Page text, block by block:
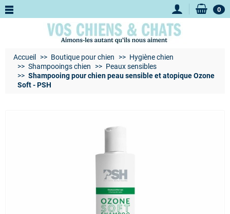
0
Accueil Boutique pour chien
Hygiène chien
Shampooings chien
Peaux sensibles
Shampooing pour chien peau sensible et atopique Ozone
Soft - PSH